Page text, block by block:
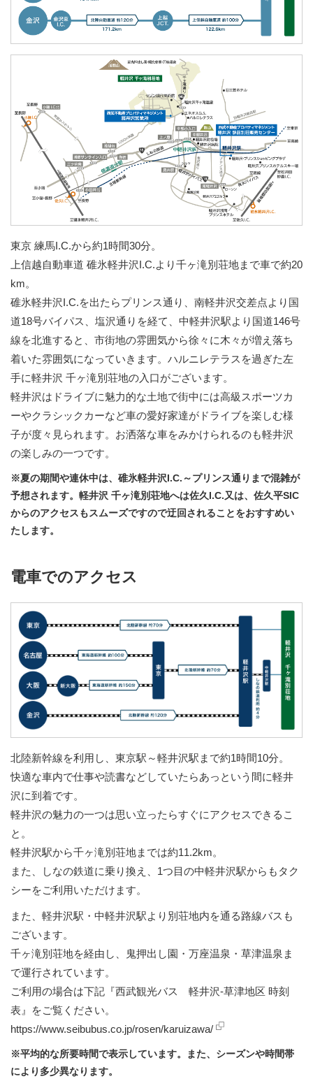
東京 練馬I.C.から約1時間30分。
上信越自動車道 碓氷軽井沢I.C.より千ヶ滝別荘地まで車で約20
km。
碓氷軽井沢I.C.を出たらプリンス通り、南軽井沢交差点より国
道18号バイパス、塩沢通りを経て、中軽井沢駅より国道146号
線を北進すると、市街地の雰囲気から徐々に木々が増え落ち
着いた雰囲気になっていきます。ハルニレテラスを過ぎた左
手に軽井沢 千ヶ滝別荘地の入口がございます。
軽井沢はドライブに魅力的な土地で街中には高級スポーツカ
ーやクラシックカーなど車の愛好家達がドライブを楽しむ様
子が度々見られます。お洒落な車をみかけられるのも軽井沢
の楽しみの一つです。
※夏の期間や連休中は、碓氷軽井沢I.C.～プリンス通りまで混雑が
予想されます。軽井沢 千ヶ滝別荘地へは佐久I.C.又は、佐久平SIC
からのアクセスもスムーズですので迂回されることをおすすめい
たします。
電車でのアクセス
北陸新幹線を利用し、東京駅～軽井沢駅まで約1時間10分。
快適な車内で仕事や読書などしていたらあっという間に軽井
沢に到着です。
軽井沢の魅力の一つは思い立ったらすぐにアクセスできるこ
と。
軽井沢駅から千ヶ滝別荘地までは約11.2km。
また、しなの鉄道に乗り換え、1つ目の中軽井沢駅からもタク
シーをご利用いただけます。
また、軽井沢駅・中軽井沢駅より別荘地内を通る路線バスも
ございます。
千ヶ滝別荘地を経由し、鬼押出し園・万座温泉・草津温泉ま
で運行されています。
ご利用の場合は下記『西武観光バス 軽井沢-草津地区 時刻
表』をご覧ください。
https://www.seibubus.co.jp/rosen/karuizawa/
※平均的な所要時間で表示しています。また、シーズンや時間帯
により多少異なります。